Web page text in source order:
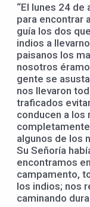
“El lunes 24 de
para encontrar
guía los dos
indios a
paisanos los
nosotros
gente se
nos llevaron
traficados
conducen a los
algunos de los
Su Señoría
encontramos
campamento,
los indios; nos
caminando